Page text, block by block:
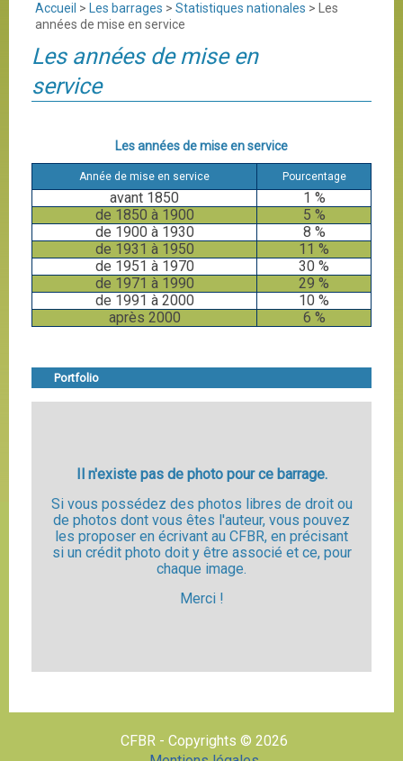
Accueil > Les barrages > Statistiques nationales > Les
années de mise en service
Les années de mise en
service
Les années de mise en service
Année de mise en service Pourcentage
avant 1850
1 %
de 1850 à 1900
5 %
de 1900 à 1930
8 %
de 1931 à 1950
11 %
de 1951 à 1970
30 %
de 1971 à 1990
29 %
de 1991 à 2000
10 %
après 2000
6 %
Portfolio
Il n'existe pas de photo pour ce barrage.
Si vous possédez des photos libres de droit ou
de photos dont vous êtes l'auteur, vous pouvez
les proposer en écrivant au CFBR, en précisant
si un crédit photo doit y être associé et ce, pour
chaque image.
Merci !
CFBR - Copyrights © 2026